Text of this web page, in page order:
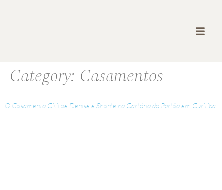
Category: Casamentos
O Casamento Civil de Denise e Shante no Cartório do Portão em Curitiba